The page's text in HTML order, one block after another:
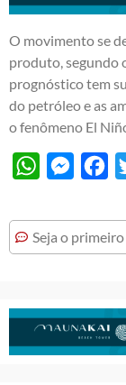
O movimento se
produto, segundo
prognóstico tem
do petróleo e as
o fenômeno El
WhatsApp
Seja o